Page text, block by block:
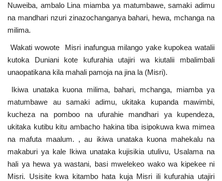
Nuweiba, ambalo Lina miamba ya matumbawe, samaki adimu
na mandhari nzuri zinazochanganya bahari, hewa, mchanga na
milima.
Wakati wowote Misri inafungua milango yake kupokea watalii
kutoka Duniani kote kufurahia utajiri wa kiutalii mbalimbali
unaopatikana kila mahali pamoja na jina la (Misri).
Ikiwa unataka kuona milima, bahari, mchanga, miamba ya
matumbawe au samaki adimu, ukitaka kupanda mawimbi,
kucheza na pomboo na ufurahie mandhari ya kupendeza,
ukitaka kutibu kitu ambacho hakina tiba isipokuwa kwa mimea
na mafuta maalum. , au ikiwa unataka kuona mahekalu na
makaburi ya kale Ikiwa unataka kujisikia utulivu, Usalama na
hali ya hewa ya wastani, basi mwelekeo wako wa kipekee ni
Misri. Usisite kwa kitambo hata kuja Misri ili kufurahia utajiri